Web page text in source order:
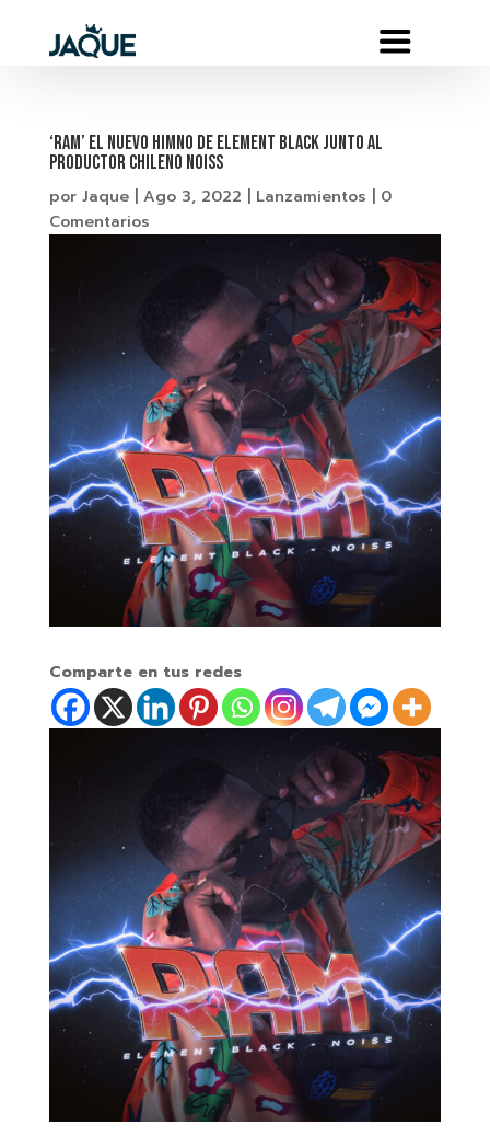
‘RAM’ EL NUEVO HIMNO DE ELEMENT BLACK JUNTO AL
PRODUCTOR CHILENO NOISS
por Jaque| Ago 3, 2022 Lanzamientos
0
Comentarios
Comparte en tus redes